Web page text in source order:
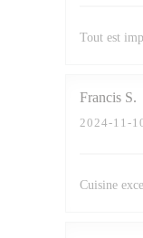
Tout est
Francis S
2024-11-
Cuisine